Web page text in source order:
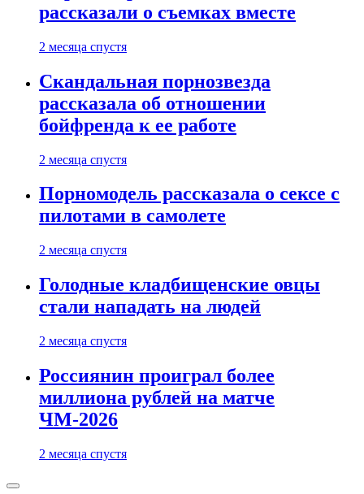
рассказали о съемках вместе
2 месяца спустя
Скандальная порнозвезда
рассказала об отношении
бойфренда к ее работе
2 месяца спустя
Порномодель рассказала о сексе с
пилотами в самолете
2 месяца спустя
Голодные кладбищенские овцы
стали нападать на людей
2 месяца спустя
Россиянин проиграл более
миллиона рублей на матче
ЧМ-2026
2 месяца спустя